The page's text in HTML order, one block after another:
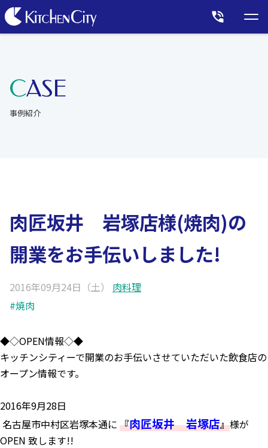
CASE
事例紹介
肉匠坂井 岩塚店様(焼肉)の
開業をお手伝いしました!
2016年09月24日（土） 肉料理
#焼肉
◆◇OPEN情報◇◆
キッチンシティーで開業のお手伝いさせていただいた飲食店の
オープン情報です。
2016年9月28日
名古屋市中村区岩塚本通に 『肉匠坂井 岩塚店』様が
OPEN 致します!!